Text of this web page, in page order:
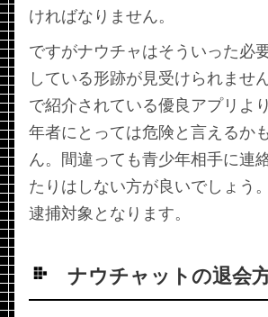
ければなりません。
ですがナウチャはそういった必
している形跡が見受けられませ
で紹介されている優良アプリよ
年者にとっては危険と言えるか
ん。間違っても青少年相手に連
たりはしない方が良いでしょう
逮捕対象となります。
ナウチャットの退会